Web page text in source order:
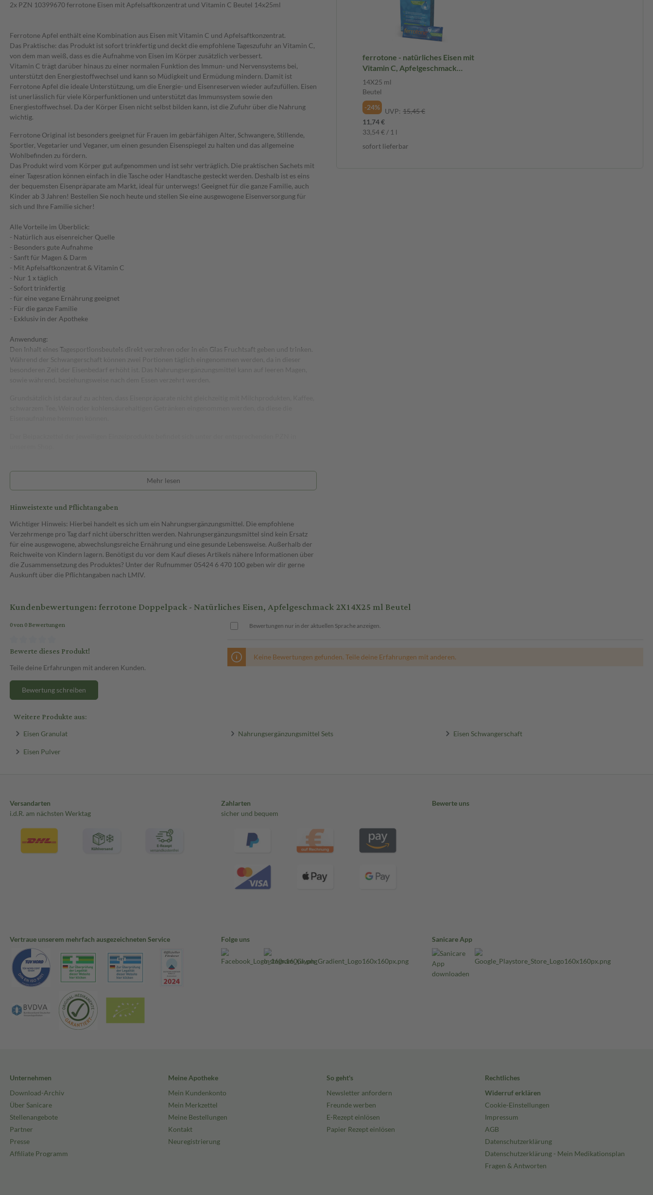
2x PZN 10399670 ferrotone Eisen mit Apfelsaftkonzentrat und Vitamin C Beutel 14x25ml
Ferrotone Apfel enthält eine Kombination aus Eisen mit Vitamin C und Apfelsaftkonzentrat.
Das Praktische: das Produkt ist sofort trinkfertig und deckt die empfohlene Tageszufuhr an Vitamin C,
von dem man weiß, dass es die Aufnahme von Eisen im Körper zusätzlich verbessert.
Vitamin C trägt darüber hinaus zu einer normalen Funktion des Immun- und Nervensystems bei,
unterstützt den Energiestoffwechsel und kann so Müdigkeit und Ermüdung mindern. Damit ist
Ferrotone Apfel die ideale Unterstützung, um die Energie- und Eisenreserven wieder aufzufüllen. Eisen
ist unerlässlich für viele Körperfunktionen und unterstützt das Immunsystem sowie den
Energiestoffwechsel. Da der Körper Eisen nicht selbst bilden kann, ist die Zufuhr über die Nahrung
wichtig.
Ferrotone Original ist besonders geeignet für Frauen im gebärfähigen Alter, Schwangere, Stillende,
Sportler, Vegetarier und Veganer, um einen gesunden Eisenspiegel zu halten und das allgemeine
Wohlbefinden zu fördern.
Das Produkt wird vom Körper gut aufgenommen und ist sehr verträglich. Die praktischen Sachets mit
einer Tagesration können einfach in die Tasche oder Handtasche gesteckt werden. Deshalb ist es eins
der bequemsten Eisenpräparate am Markt, ideal für unterwegs! Geeignet für die ganze Familie, auch
Kinder ab 3 Jahren! Bestellen Sie noch heute und stellen Sie eine ausgewogene Eisenversorgung für
sich und Ihre Familie sicher!
Alle Vorteile im Überblick:
- Natürlich aus eisenreicher Quelle
- Besonders gute Aufnahme
- Sanft für Magen & Darm
- Mit Apfelsaftkonzentrat & Vitamin C
- Nur 1 x täglich
- Sofort trinkfertig
- für eine vegane Ernährung geeignet
- Für die ganze Familie
- Exklusiv in der Apotheke
Anwendung:
Den Inhalt eines Tagesportionsbeutels direkt verzehren oder in ein Glas Fruchtsaft geben und trinken.
Während der Schwangerschaft können zwei Portionen täglich eingenommen werden, da in dieser
Mehr lesen
Hinweistexte und Pflichtangaben
Wichtiger Hinweis: Hierbei handelt es sich um ein Nahrungsergänzungsmittel. Die empfohlene
Verzehrmenge pro Tag darf nicht überschritten werden. Nahrungsergänzungsmittel sind kein Ersatz
für eine ausgewogene, abwechslungsreiche Ernährung und eine gesunde Lebensweise. Außerhalb der
Reichweite von Kindern lagern. Benötigst du vor dem Kauf dieses Artikels nähere Informationen über
die Zusammensetzung des Produktes? Unter der Rufnummer 05424 6 470 100 geben wir dir gerne
Auskunft über die Pflichtangaben nach LMIV.
ferrotone - natürliches Eisen mit
Vitamin C, Apfelgeschmack
14X25 ml Beutel
14X25 ml
Beutel
-24%
UVP: 15,45 €
11,74 €
33,54 € / 1 l
sofort lieferbar
Kundenbewertungen: ferrotone Doppelpack - Natürliches Eisen, Apfelgeschmack 2X14X25 ml Beutel
0 von 0 Bewertungen
Bewerte dieses Produkt!
Teile deine Erfahrungen mit anderen Kunden.
Bewertung schreiben
Bewertungen nur in der aktuellen Sprache anzeigen.
Keine Bewertungen gefunden. Teile deine Erfahrungen mit anderen.
Weitere Produkte aus:
Eisen Granulat Nahrungsergänzungsmittel Sets Eisen Schwangerschaft
Eisen Pulver
Versandarten
i.d.R. am nächsten Werktag
Zahlarten
sicher und bequem
Bewerte uns
Vertraue unserem mehrfach ausgezeichneten Service Folge uns Sanicare App
Unternehmen
Download-Archiv
Über Sanicare
Stellenangebote
Partner
Presse
Affiliate Programm
Meine Apotheke
Mein Kundenkonto
Mein Merkzettel
Meine Bestellungen
Kontakt
Neuregistrierung
So geht's
Newsletter anfordern
Freunde werben
E-Rezept einlösen
Papier Rezept einlösen
Rechtliches
Widerruf erklären
Cookie-Einstellungen
Impressum
AGB
Datenschutzerklärung
Datenschutzerklärung - Mein Medikationsplan
Fragen & Antworten